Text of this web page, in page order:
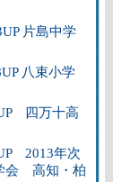
片島中学
八束小学
四万十高
2013年次
会 高知・柏